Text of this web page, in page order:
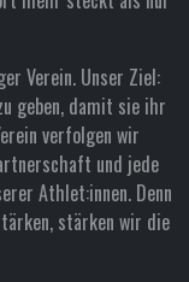
Verein. Unser Ziel:
geben, damit sie ihr
verfolgen wir
und jede
Athlet:innen. Denn
stärken wir die